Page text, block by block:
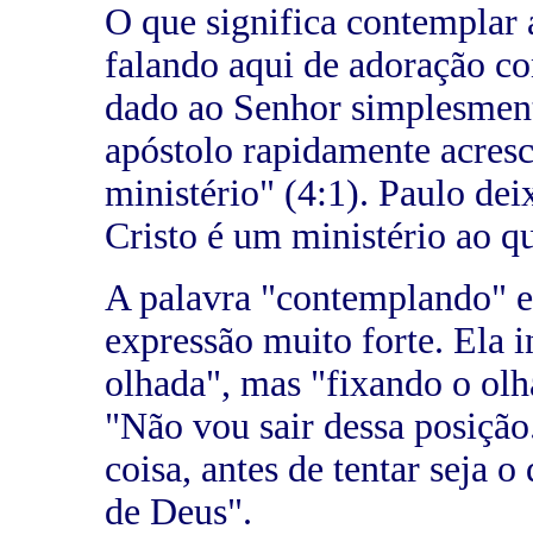
O que significa contemplar
falando aqui de adoração
dado ao Senhor
apóstolo rapidamente
ministério" (4:1). Paulo
Cristo é um ministério ao
A palavra "contemplando"
expressão muito forte. Ela
olhada", mas "fixando o
"Não vou sair dessa
coisa, antes de tentar seja
de Deus".